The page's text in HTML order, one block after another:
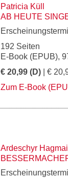
Patricia Küll
AB HEUTE
192 Seiten
E-Book (EPUB),
€ 20,99 (D) | €
Zum E-Book
Ardeschyr